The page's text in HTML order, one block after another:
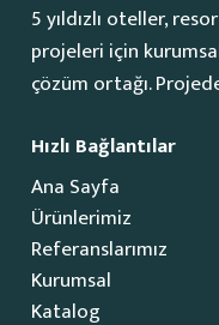
5 yıldızlı oteller,
projeleri için
çözüm ortağı.
Hızlı Bağlantılar
Ana Sayfa
Ürünlerimiz
Referanslarımız
Kurumsal
Katalog